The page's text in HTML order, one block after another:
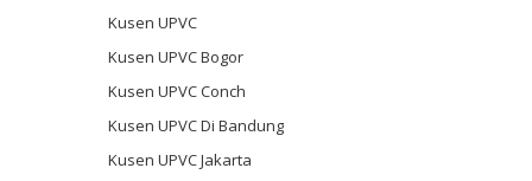
Kusen UPVC
Kusen UPVC Bogor
Kusen UPVC Conch
Kusen UPVC Di Bandung
Kusen UPVC Jakarta